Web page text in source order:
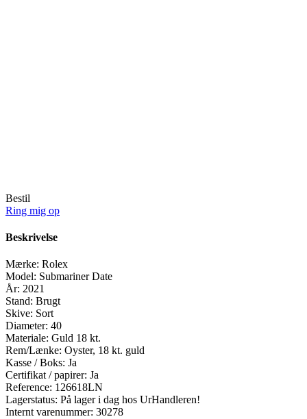
Bestil
Ring mig op
Beskrivelse
Mærke: Rolex
Model: Submariner Date
År: 2021
Stand: Brugt
Skive: Sort
Diameter: 40
Materiale: Guld 18 kt.
Rem/Lænke: Oyster, 18 kt. guld
Kasse / Boks: Ja
Certifikat / papirer: Ja
Reference: 126618LN
Lagerstatus: På lager i dag hos UrHandleren!
Internt varenummer: 30278